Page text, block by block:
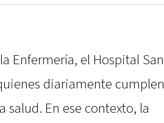
Enfermería, el Hospital San
diariamente cumplen
salud. En ese contexto, la